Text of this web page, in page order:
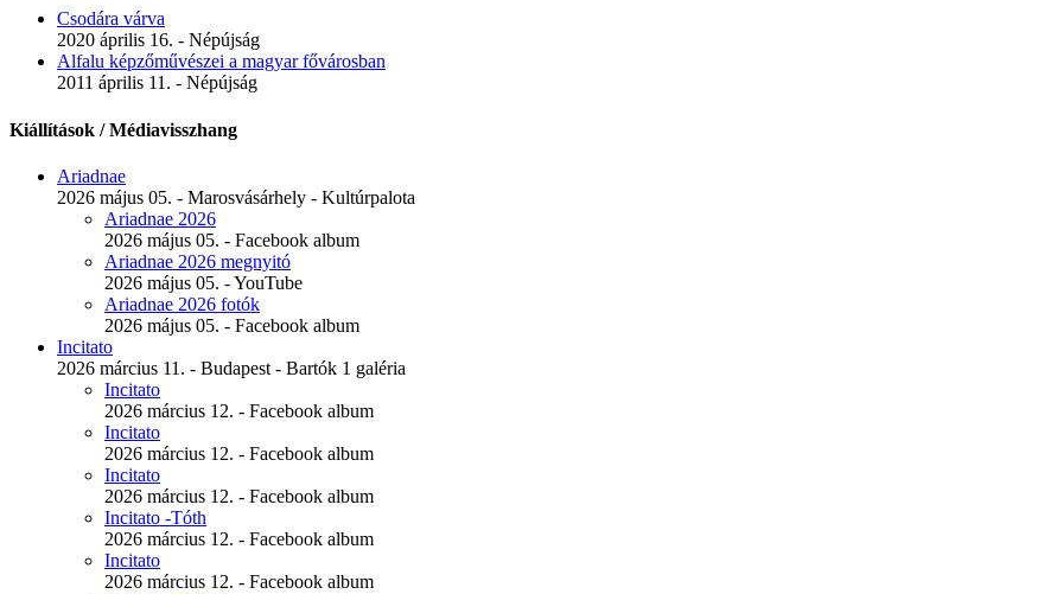
Csodára várva
2020 április 16. - Népújság
Alfalu képzőművészei a magyar fővárosban
2011 április 11. - Népújság
Kiállítások / Médiavisszhang
Ariadnae
2026 május 05. - Marosvásárhely - Kultúrpalota
Ariadnae 2026
2026 május 05. - Facebook album
Ariadnae 2026 megnyitó
2026 május 05. - YouTube
Ariadnae 2026 fotók
2026 május 05. - Facebook album
Incitato
2026 március 11. - Budapest - Bartók 1 galéria
Incitato
2026 március 12. - Facebook album
Incitato
2026 március 12. - Facebook album
Incitato
2026 március 12. - Facebook album
Incitato -Tóth
2026 március 12. - Facebook album
Incitato
2026 március 12. - Facebook album